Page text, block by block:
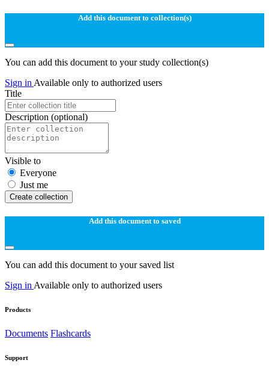
Add this document to collection(s)
You can add this document to your study collection(s)
Sign in Available only to authorized users
Title
Description (optional)
Visible to
Everyone
Just me
Create collection
Add this document to saved
You can add this document to your saved list
Sign in Available only to authorized users
Products
Documents Flashcards
Support